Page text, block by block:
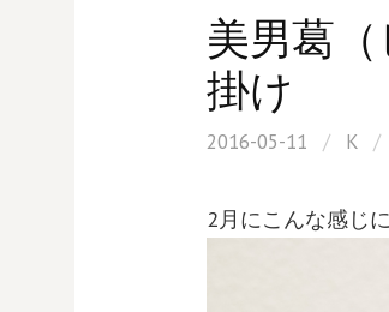
美男葛
掛け
2016-05-11 / K /
2月にこんな感じ